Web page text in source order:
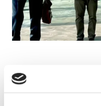
Finanza, Generale di
incontrato questa